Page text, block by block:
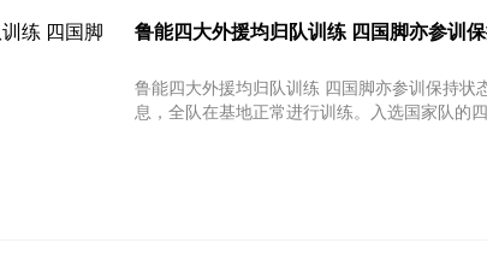
鲁能四大外援均归队训练 四国脚亦参训
鲁能四大外援均归队训练 四国脚亦参训保持
息，全队在基地正常进行训练。入选国家队的四